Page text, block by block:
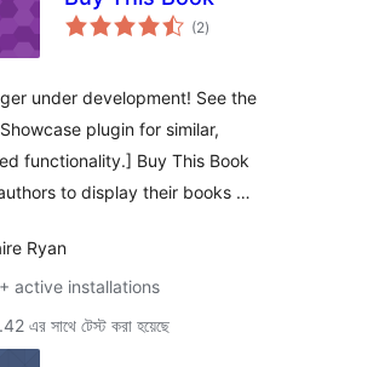
(2total
ratings
)
under development! See the
plugin for similar,
functionality.] Buy This Book
to display their books …
Ryan
active installations
এর সাথে টেস্ট করা হয়েছে